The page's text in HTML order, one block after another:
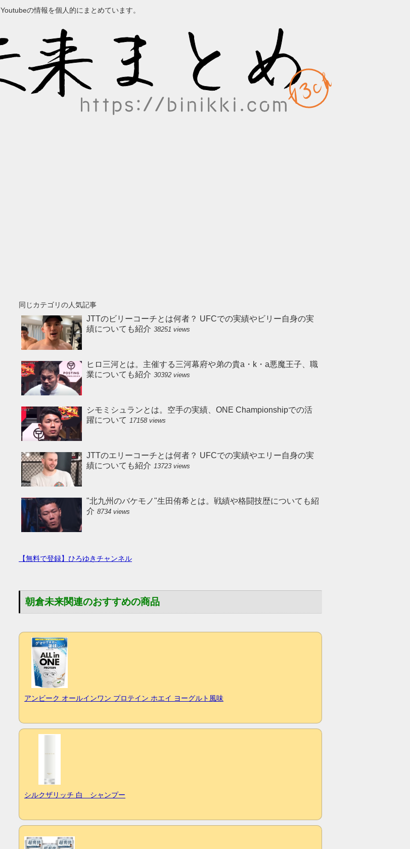
Youtubeの情報を個人的にまとめています。
同じカテゴリの人気記事
JTTのビリーコーチとは何者？ UFCでの実績やビリー自身の実
績についても紹介 38251 views
ヒロ三河とは。主催する三河幕府や弟の貴a・k・a悪魔王子、職
業についても紹介 30392 views
シモミシュランとは。空手の実績、ONE Championshipでの活
躍について 17158 views
JTTのエリーコーチとは何者？ UFCでの実績やエリー自身の実
績についても紹介 13723 views
"北九州のバケモノ"生田侑希とは。戦績や格闘技歴についても紹
介 8734 views
【無料で登録】ひろゆきチャンネル
朝倉未来関連のおすすめの商品
アンビーク オールインワン プロテイン ホエイ ヨーグルト風味
シルクザリッチ 白 シャンプー